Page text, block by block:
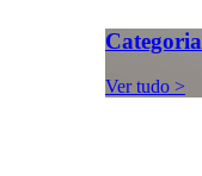
Categoria
Ver tudo >